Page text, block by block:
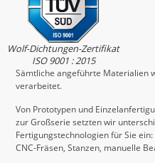
Wolf-Dichtungen-Zertifikat
ISO 9001 : 2015
Sämtliche angeführte Materialien
verarbeitet.
Von Prototypen und
zur Großserie setzten wir
Fertigungstechnologien für Sie ein:
CNC-Fräsen, Stanzen, manuelle